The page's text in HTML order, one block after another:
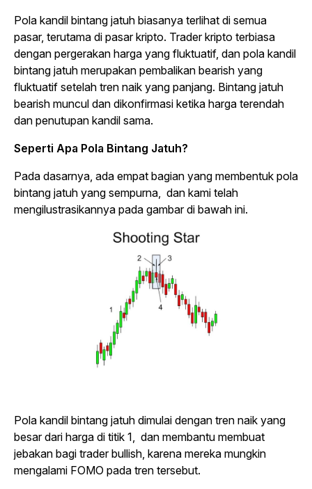
Pola kandil bintang jatuh biasanya terlihat di semua
pasar, terutama di pasar kripto. Traderkripto terbiasa
dengan pergerakan harga yang fluktuatif, dan pola kandil
bintang jatuh merupakan pembalikan bearish yang
fluktuatif setelah tren naik yang panjang. Bintang jatuh
bearish muncul dan dikonfirmasi ketika harga terendah
dan penutupan kandil sama.
Seperti Apa Pola Bintang Jatuh?
Pada dasarnya, ada empat bagian yang membentuk pola
bintang jatuh yang sempurna, dan kami telah
mengilustrasikannya pada gambar di bawah ini.
Pola kandil bintang jatuh dimulai dengan tren naik yang
besar dari harga di titik 1, dan membantu membuat
jebakan bagi trader bullish , karena mereka mungkin
mengalami FOMO pada tren tersebut.